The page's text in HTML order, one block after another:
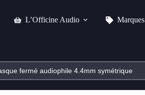
L’Officine Audio Marques